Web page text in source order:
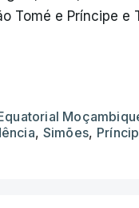
Tomé e Príncipe e
, Simões,